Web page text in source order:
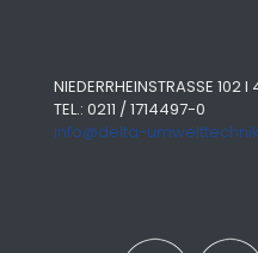
NIEDERRHEINSTRASSE 102
TEL.: 0211 / 1714497-0
info@delta-